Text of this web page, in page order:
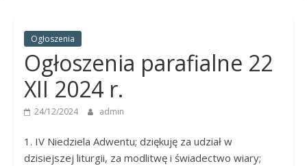
Panny
Parafia
Nawiedzenia
Najświętszej
Panny
Ogłoszenia
Ogłoszenia parafialne 22
XII 2024 r.
24/12/2024 admin
1. IV Niedziela Adwentu; dziękuję za udział w
dzisiejszej liturgii, za modlitwę i świadectwo wiary;